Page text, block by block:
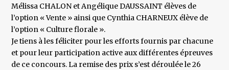
Mélissa CHALON et Angélique DAUSSAINT élèves de
l’option « Vente » ainsi que Cynthia CHARNEUX élève de
l’option « Culture florale ».
Je tiens à les féliciter pour les efforts fournis par chacune
et pour leur participation active aux différentes épreuves
de ce concours. La remise des prix s’est déroulée le 26